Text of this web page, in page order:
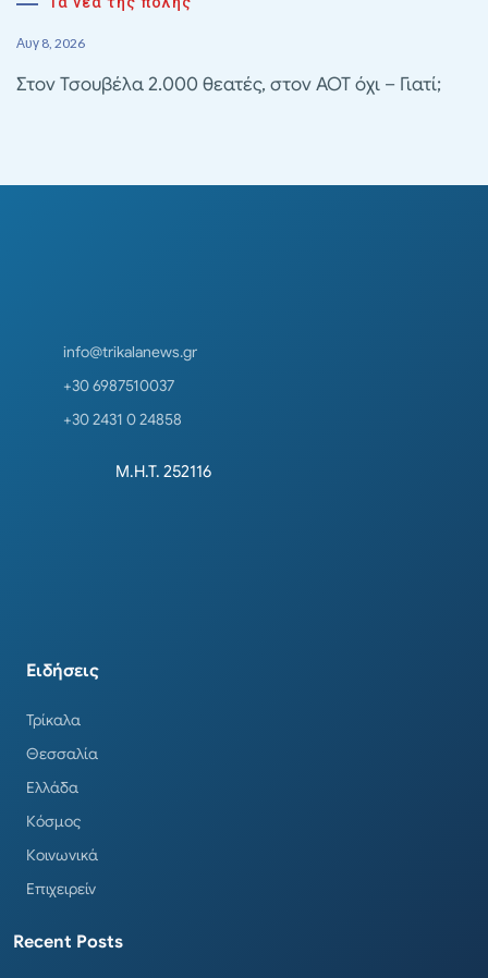
Αυγ 8, 2026
Στον Τσουβέλα 2.000 θεατές, στον ΑΟΤ όχι – Γιατί;
info@trikalanews.gr
+30 6987510037
+30 2431 0 24858
Μ.Η.Τ. 252116
Ειδήσεις
Τρίκαλα
Θεσσαλία
Ελλάδα
Κόσμος
Κοινωνικά
Επιχειρείν
Recent Posts